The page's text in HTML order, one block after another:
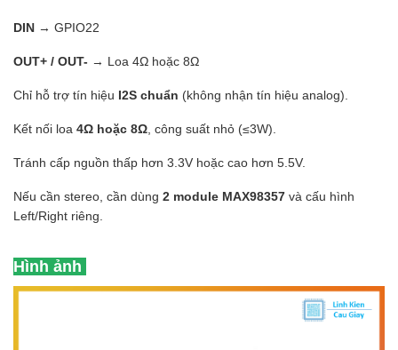
DIN → GPIO22
OUT+ / OUT- → Loa 4Ω hoặc 8Ω
Chỉ hỗ trợ tín hiệu I2S chuẩn (không nhận tín hiệu analog).
Kết nối loa 4Ω hoặc 8Ω , công suất nhỏ (≤3W).
Tránh cấp nguồn thấp hơn 3.3V hoặc cao hơn 5.5V.
Nếu cần stereo, cần dùng 2 module MAX98357 và cấu hình
Left/Right riêng.
Hình ảnh